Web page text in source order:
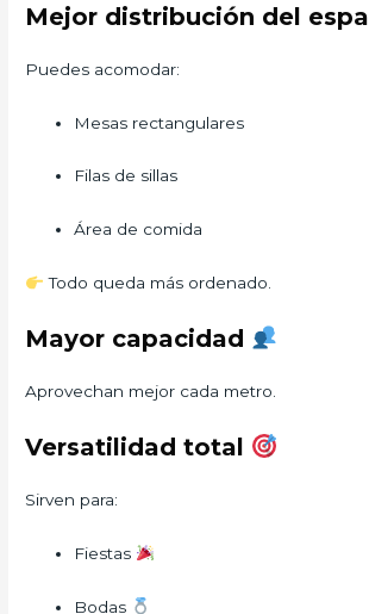
Mejor distribución del
Puedes acomodar:
Mesas rectangulares
Filas de sillas
Área de comida
Todo queda más ordenado.
Mayor capacidad
Aprovechan mejor cada metro.
Versatilidad total
Sirven para:
Fiestas
Bodas